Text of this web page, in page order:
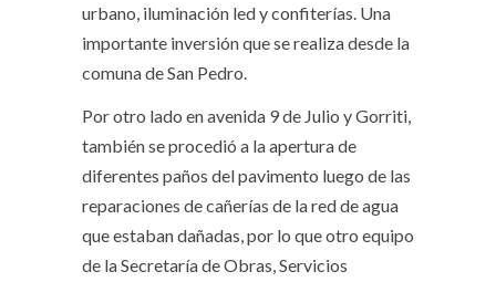
urbano, iluminación led y confiterías. Una
importante inversión que se realiza desde la
comuna de San Pedro.
Por otro lado en avenida 9 de Julio y Gorriti,
también se procedió a la apertura de
diferentes paños del pavimento luego de las
reparaciones de cañerías de la red de agua
que estaban dañadas, por lo que otro equipo
de la Secretaría de Obras, Servicios